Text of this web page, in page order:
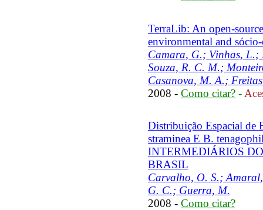
TerraLib: An open-
environmental and
Camara, G.; Vinhas,
Souza, R. C. M.;
Casanova, M. A.;
2008 - Como citar? -
Distribuição Espacial de
straminea E B.
INTERMEDIÁRIOS DO
BRASIL
Carvalho, O. S.;
G. C.; Guerra, M.
2008 - Como citar?